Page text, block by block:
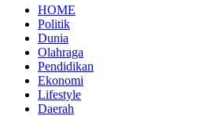
HOME
Politik
Dunia
Olahraga
Pendidikan
Ekonomi
Lifestyle
Daerah